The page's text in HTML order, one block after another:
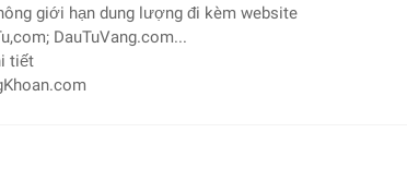
giới hạn dung lượng đi kèm website
DauTuVang.com...
tiết